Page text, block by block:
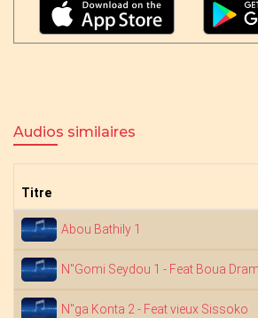
Audios similaires
Titre
Abou Bathily 1
N"Gomi Seydou 1 - Feat Boua
N"ga Konta 2 - Feat vieux Sissoko